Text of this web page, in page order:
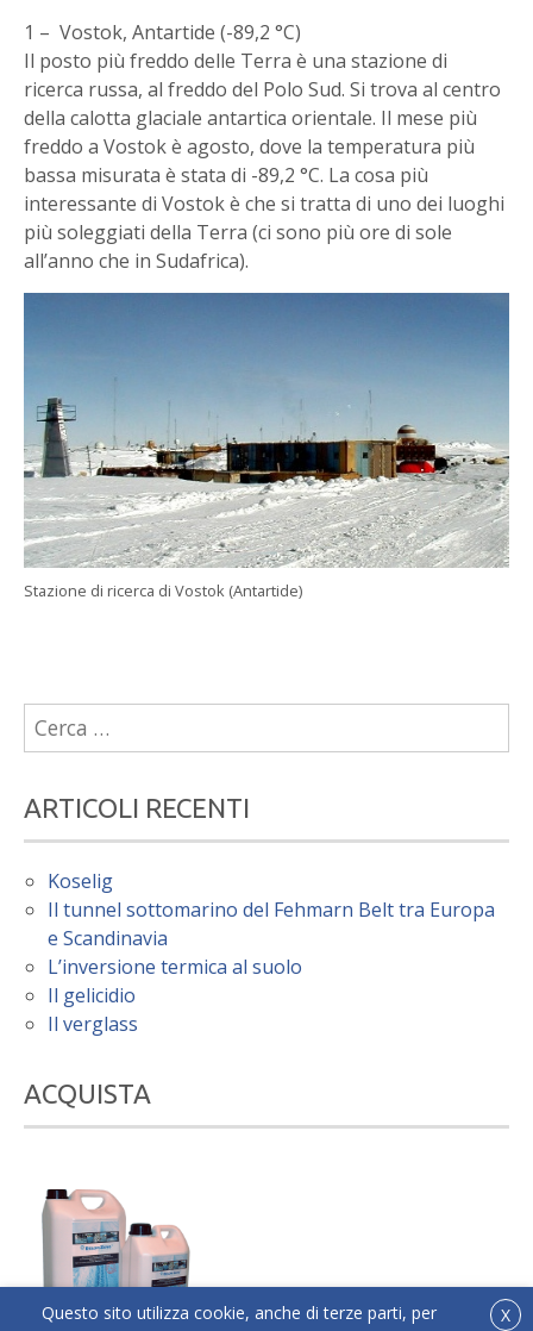
1 – Vostok, Antartide (-89,2 °C)
Il posto più freddo delle Terra è una stazione di
ricerca russa, al freddo del Polo Sud. Si trova al centro
della calotta glaciale antartica orientale. Il mese più
freddo a Vostok è agosto, dove la temperatura più
bassa misurata è stata di -89,2 °C. La cosa più
interessante di Vostok è che si tratta di uno dei luoghi
più soleggiati della Terra (ci sono più ore di sole
all’anno che in Sudafrica).
Stazione di ricerca di Vostok (Antartide)
per:
ARTICOLI RECENTI
Koselig
Il tunnel sottomarino del Fehmarn Belt tra Europa
e Scandinavia
L’inversione termica al suolo
Il gelicidio
Il verglass
ACQUISTA
X
Questo sito utilizza cookie, anche di terze parti, per